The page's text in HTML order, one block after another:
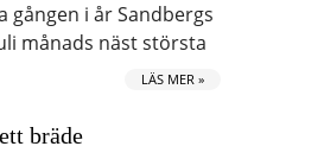
i år Sandbergs
månads näst största
LÄS MER »
bräde